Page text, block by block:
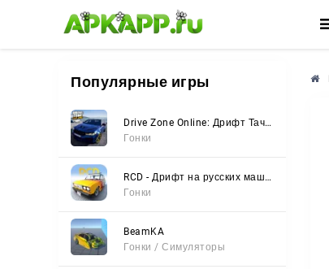
🌸 🌼 🌺
Популярные игры
Drive Zone Online: Дрифт Тачки
Гонки
RCD - Дрифт на русских машинах
Гонки
BeamKA
Гонки / Симуляторы